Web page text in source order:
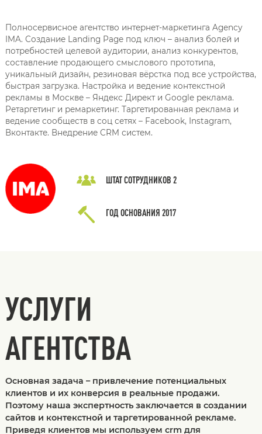
Полносервисное агентство интернет-маркетинга Agency
IMA. Создание Landing Page под ключ – анализ болей и
потребностей целевой аудитории, анализ конкурентов,
составление продающего смыслового прототипа,
уникальный дизайн, резиновая вёрстка под все устройства,
быстрая загрузка. Настройка и ведение контекстной
рекламы в Москве – Яндекс Директ и Google реклама.
Ретаргетинг и ремаркетинг. Таргетированная реклама и
ведение сообществ в соц сетях – Facebook, Instagram,
Вконтакте. Внедрение CRM систем.
ШТАТ СОТРУДНИКОВ 2
ГОД ОСНОВАНИЯ 2017
УСЛУГИ
АГЕНТСТВА
Основная задача – привлечение потенциальных
клиентов и их конверсия в реальные продажи.
Поэтому наша экспертность заключается в создании
сайтов и контекстной и таргетированной рекламе.
Приведя клиентов мы используем crm для